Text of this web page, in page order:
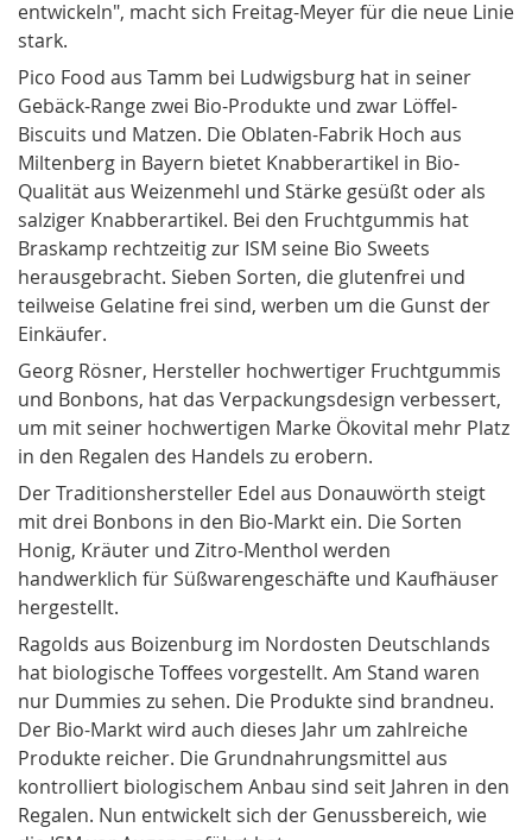
entwickeln", macht sich Freitag-Meyer für die neue Linie
stark.
Pico Food aus Tamm bei Ludwigsburg hat in seiner
Gebäck-Range zwei Bio-Produkte und zwar Löffel-
Biscuits und Matzen. Die Oblaten-Fabrik Hoch aus
Miltenberg in Bayern bietet Knabberartikel in Bio-
Qualität aus Weizenmehl und Stärke gesüßt oder als
salziger Knabberartikel. Bei den Fruchtgummis hat
Braskamp rechtzeitig zur ISM seine Bio Sweets
herausgebracht. Sieben Sorten, die glutenfrei und
teilweise Gelatine frei sind, werben um die Gunst der
Einkäufer.
Georg Rösner, Hersteller hochwertiger Fruchtgummis
und Bonbons, hat das Verpackungsdesign verbessert,
um mit seiner hochwertigen Marke Ökovital mehr Platz
in den Regalen des Handels zu erobern.
Der Traditionshersteller Edel aus Donauwörth steigt
mit drei Bonbons in den Bio-Markt ein. Die Sorten
Honig, Kräuter und Zitro-Menthol werden
handwerklich für Süßwarengeschäfte und Kaufhäuser
hergestellt.
Ragolds aus Boizenburg im Nordosten Deutschlands
hat biologische Toffees vorgestellt. Am Stand waren
nur Dummies zu sehen. Die Produkte sind brandneu.
Der Bio-Markt wird auch dieses Jahr um zahlreiche
Produkte reicher. Die Grundnahrungsmittel aus
kontrolliert biologischem Anbau sind seit Jahren in den
Regalen. Nun entwickelt sich der Genussbereich, wie